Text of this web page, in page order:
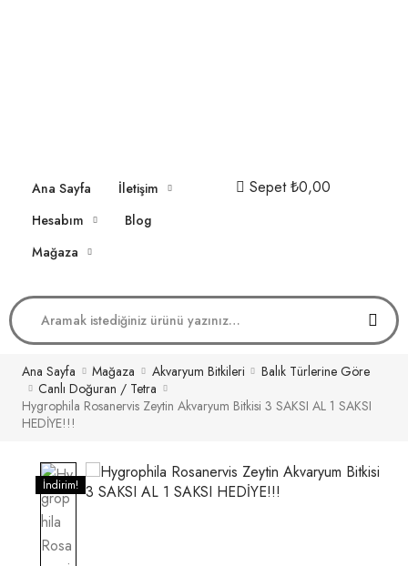
Ana Sayfa
İletişim
Hesabım
Blog
Mağaza
Sepet ₺0,00
Ana Sayfa Mağaza Akvaryum Bitkileri
Balık Türlerine Göre
Canlı Doğuran / Tetra
Hygrophila Rosanervis Zeytin Akvaryum Bitkisi 3 SAKSI AL 1 SAKSI
HEDİYE!!!
İndirim!